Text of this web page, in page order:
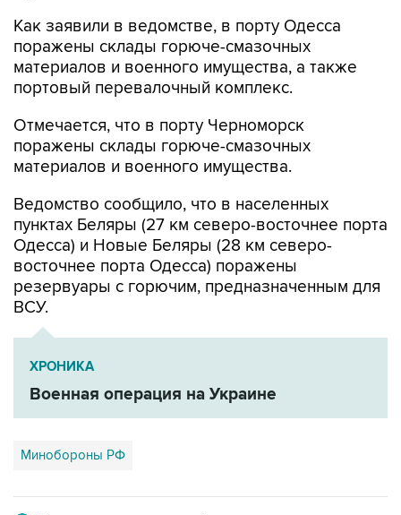
материалов и военного имущества, а также
портовый перевалочный комплекс.
Отмечается, что в порту Черноморск
материалов и военного имущества.
Ведомство сообщило, что в населенных
Одесса) и Новые Беляры (28 км северо-
восточнее порта Одесса) поражены
резервуары с горючим, предназначенным для
ВСУ.
ХРОНИКА
Военная операция на Украине
Минобороны РФ